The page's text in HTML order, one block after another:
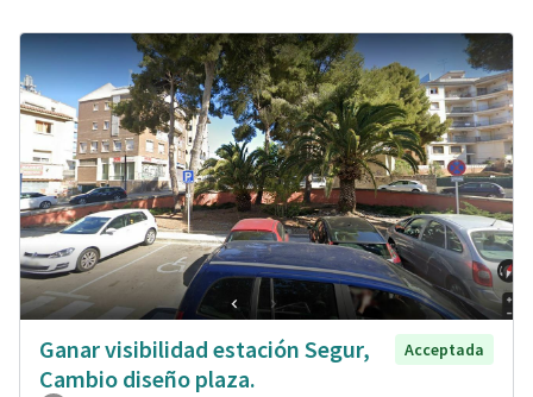
Ganar visibilidad estación Segur,
Cambio diseño plaza.
Acceptada